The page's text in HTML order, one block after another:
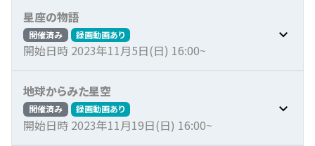
星座の物語
開催済み 録画動画あり
開始日時 2023年11月5日(日) 16:00~
地球からみた星空
開催済み 録画動画あり
開始日時 2023年11月19日(日) 16:00~